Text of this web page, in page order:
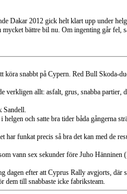
Dakar 2012 gick helt klart upp under
mycket bättre bil nu. Om ingenting går fel,
köra snabbt på Cypern. Red Bull Skoda-
verkligen allt: asfalt, grus, snabba
Sandell.
och satte bra tider båda gångerna
har funkat precis så bra det kan med de
vann sex sekunder före Juho
dagen efter att Cyprus Rally avgjorts, där
dem till snabbaste icke fabriksteam.